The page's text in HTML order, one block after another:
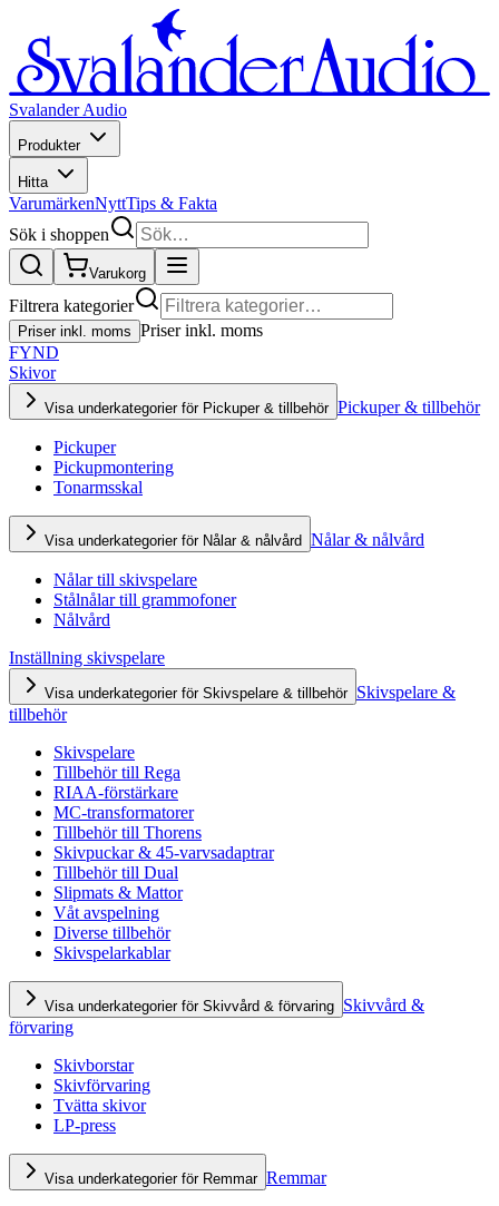
Svalander Audio
Produkter
Hitta
VarumärkenNyttTips & Fakta
Sök i shoppen
Varukorg
Filtrera kategorier
Priser inkl. moms Priser inkl. moms
FYND
Skivor
Visa underkategorier för Pickuper & tillbehör Pickuper & tillbehör
Pickuper
Pickupmontering
Tonarmsskal
Visa underkategorier för Nålar & nålvård Nålar & nålvård
Nålar till skivspelare
Stålnålar till grammofoner
Nålvård
Inställning skivspelare
Visa underkategorier för Skivspelare & tillbehör Skivspelare &
tillbehör
Skivspelare
Tillbehör till Rega
RIAA-förstärkare
MC-transformatorer
Tillbehör till Thorens
Skivpuckar & 45-varvsadaptrar
Tillbehör till Dual
Slipmats & Mattor
Våt avspelning
Diverse tillbehör
Skivspelarkablar
Visa underkategorier för Skivvård & förvaring Skivvård &
förvaring
Skivborstar
Skivförvaring
Tvätta skivor
LP-press
Visa underkategorier för Remmar Remmar